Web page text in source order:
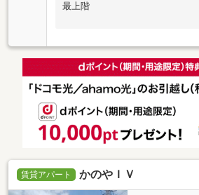
最上階
賃貸アパート かのやＩＶ